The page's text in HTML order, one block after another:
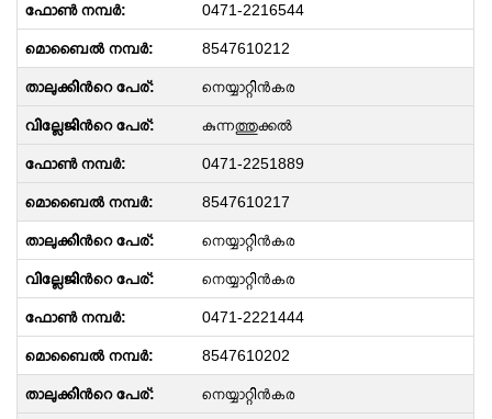
0471-2216544
8547610212
നെയ്യാറ്റിന്‍കര
കുന്നത്തുക്കൽ
0471-2251889
8547610217
നെയ്യാറ്റിന്‍കര
നെയ്യാറ്റിൻകര
0471-2221444
8547610202
നെയ്യാറ്റിന്‍കര